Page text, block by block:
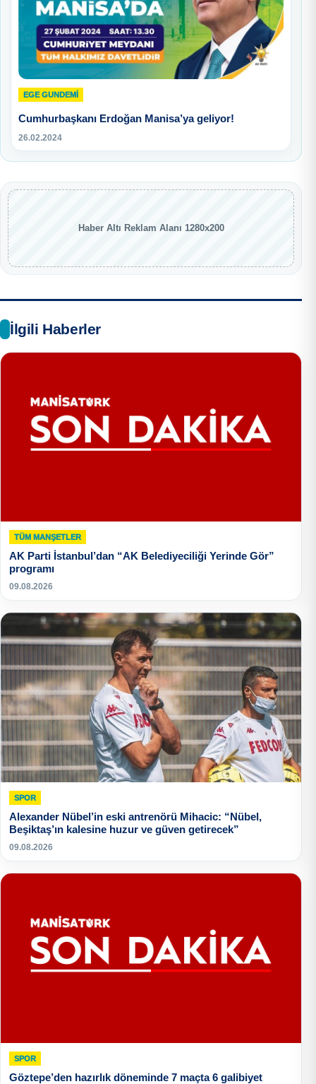
EGE GUNDEMİ
Cumhurbaşkanı Erdoğan Manisa’ya geliyor!
26.02.2024
Haber Altı Reklam Alanı 1280x200
İlgili Haberler
TÜM MANŞETLER
AK Parti İstanbul’dan “AK Belediyeciliği Yerinde Gör”
programı
09.08.2026
SPOR
Alexander Nübel’in eski antrenörü Mihacic: “Nübel,
Beşiktaş’ın kalesine huzur ve güven getirecek”
09.08.2026
SPOR
Göztepe’den hazırlık döneminde 7 maçta 6 galibiyet